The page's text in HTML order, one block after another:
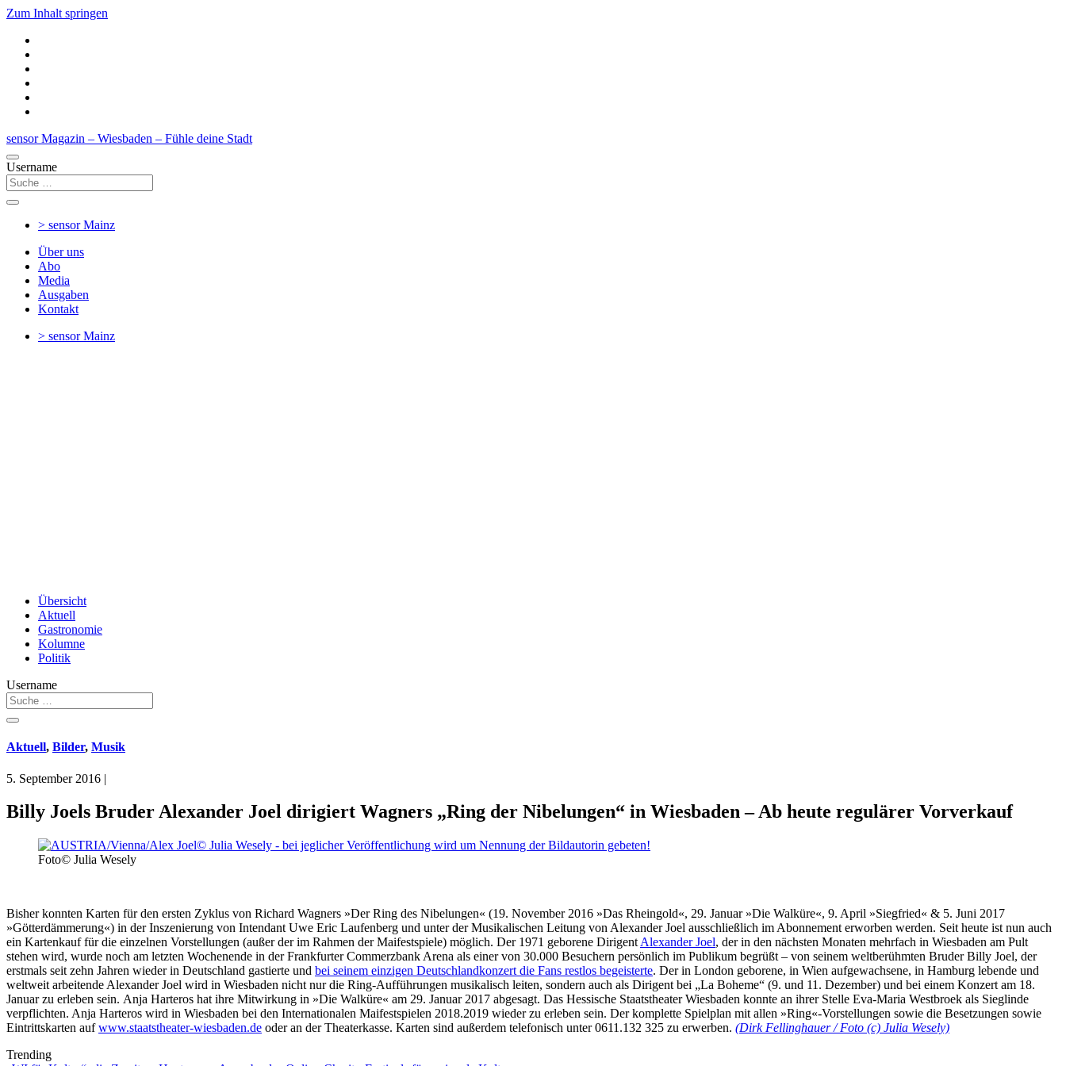
Zum Inhalt springen
sensor Magazin – Wiesbaden – Fühle deine Stadt
Username
> sensorMainz
Über uns
Abo
Media
Ausgaben
Kontakt
> sensorMainz
Übersicht
Aktuell
Gastronomie
Kolumne
Politik
Username
Aktuell, Bilder, Musik
5. September 2016 |
Billy Joels Bruder Alexander Joel dirigiert Wagners „Ring der Nibelungen“ in Wiesbaden – Ab heute regulärer Vorverkauf
Foto© Julia Wesely
Bisher konnten Karten für den ersten Zyklus von Richard Wagners »Der Ring des Nibelungen« (19. November 2016 »Das Rheingold«, 29. Januar »Die Walküre«, 9. April »Siegfried« & 5. Juni 2017
»Götterdämmerung«) in der Inszenierung von Intendant Uwe Eric Laufenberg und unter der Musikalischen Leitung von Alexander Joel ausschließlich im Abonnement erworben werden. Seit heute ist nun auch
ein Kartenkauf für die einzelnen Vorstellungen (außer der im Rahmen der Maifestspiele) möglich. Der 1971 geborene Dirigent Alexander Joel, der in den nächsten Monaten mehrfach in Wiesbaden am Pult
stehen wird, wurde noch am letzten Wochenende in der Frankfurter Commerzbank Arena als einer von 30.000 Besuchern persönlich im Publikum begrüßt – von seinem weltberühmten Bruder Billy Joel, der
erstmals seit zehn Jahren wieder in Deutschland gastierte und bei seinem einzigen Deutschlandkonzert die Fans restlos begeisterte. Der in London geborene, in Wien aufgewachsene, in Hamburg lebende und
weltweit arbeitende Alexander Joel wird in Wiesbaden nicht nur die Ring-Aufführungen musikalisch leiten, sondern auch als Dirigent bei „La Boheme“ (9. und 11. Dezember) und bei einem Konzert am 18.
Januar zu erleben sein. Anja Harteros hat ihre Mitwirkung in »Die Walküre« am 29. Januar 2017 abgesagt. Das Hessische Staatstheater Wiesbaden konnte an ihrer Stelle Eva-Maria Westbroek als Sieglinde
verpflichten. Anja Harteros wird in Wiesbaden bei den Internationalen Maifestspielen 2018.2019 wieder zu erleben sein. Der komplette Spielplan mit allen »Ring«-Vorstellungen sowie die Besetzungen sowie
Eintrittskarten aufwww.staatstheater-wiesbaden.de oder an der Theaterkasse. Karten sind außerdem telefonisch unter 0611.132 325 zu erwerben. (Dirk Fellinghauer / Foto (c) Julia Wesely)
Trending